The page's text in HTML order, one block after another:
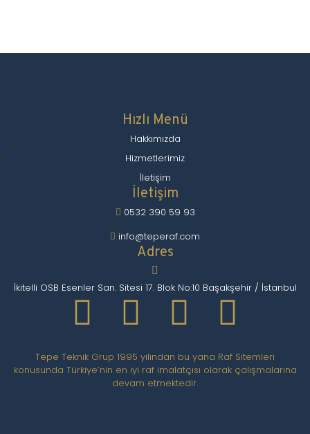
Tepe Teknik Grup 1995 yılından bu yana Raf Sitemleri
konusunda Türkiye’nin en iyi raf imalatçısı olarak çalışmalarına
devam etmektedir.
Hızlı Menü
Hakkımızda
Hizmetlerimiz
İletişim
İletişim
0532 390 59 93
info@teperaf.com
Adres
İkitelli OSB Esenler San. Sitesi 17. Blok No:10 Başakşehir / İstanbul